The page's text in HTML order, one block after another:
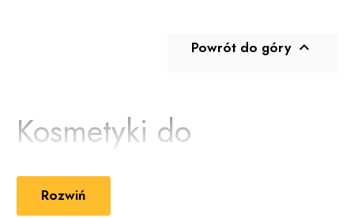
Powrót do góry 
Kosmetyki do
pielęgnacji twarzy
Skóra twarzy jest bardzo wrażliwa, a do tego wystawia się
Rozwiń